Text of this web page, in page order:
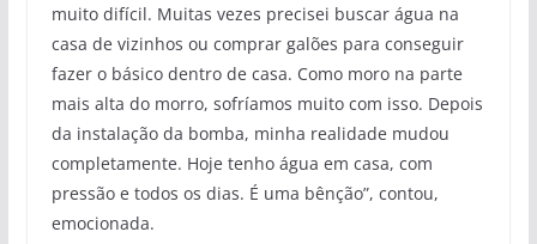
muito difícil. Muitas vezes precisei buscar água na
casa de vizinhos ou comprar galões para conseguir
fazer o básico dentro de casa. Como moro na parte
mais alta do morro, sofríamos muito com isso. Depois
da instalação da bomba, minha realidade mudou
completamente. Hoje tenho água em casa, com
pressão e todos os dias. É uma bênção”, contou,
emocionada.